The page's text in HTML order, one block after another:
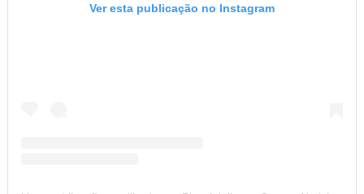
Ver esta publicação no Instagram